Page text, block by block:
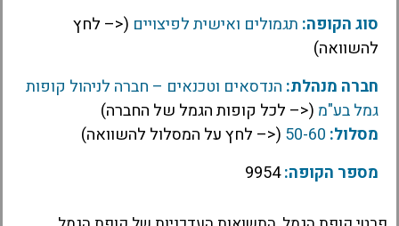
סוג הקופה: תגמולים ואישית לפיצויים (<– לחץ
להשוואה)
חברה מנהלת: הנדסאים וטכנאים – חברה לניהול קופות
גמל בע"מ (<– לכל קופות הגמל של החברה)
מסלול: 50-60 (<– לחץ על המסלול להשוואה)
מספר הקופה:9954